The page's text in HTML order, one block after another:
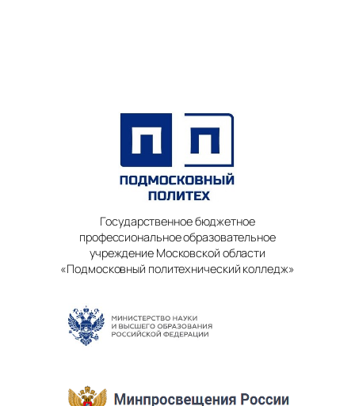
Государственное бюджетное
профессиональное образовательное
учреждение Московской области
«Подмосковный политехнический колледж»